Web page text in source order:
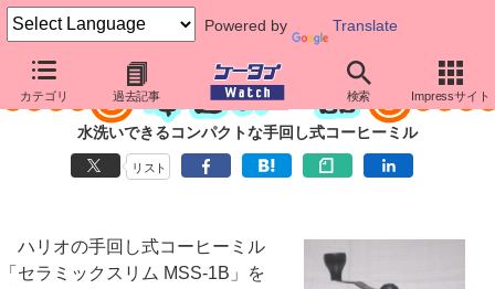
Powered by Translate
カテゴリ 過去記事 検索 Impressサイト
水洗いできるコンパクトな手回し式コーヒーミル
リスト
ハリオの手回し式コーヒーミル
「セラミックスリム MSS-1B」を